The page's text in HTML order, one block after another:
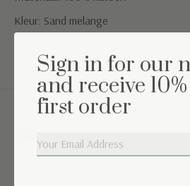
Kleur: Sand melange
Maak de set
Sign in for our
and receive
first order